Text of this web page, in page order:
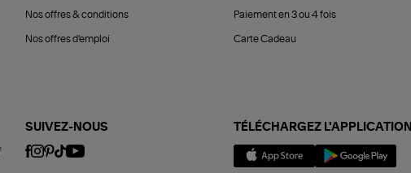
Nos offres & conditions
Nos offres d'emploi
Paiement en 3 ou 4 fois
Carte Cadeau
SUIVEZ-NOUS TÉLÉCHARGEZ L'APPLICATION